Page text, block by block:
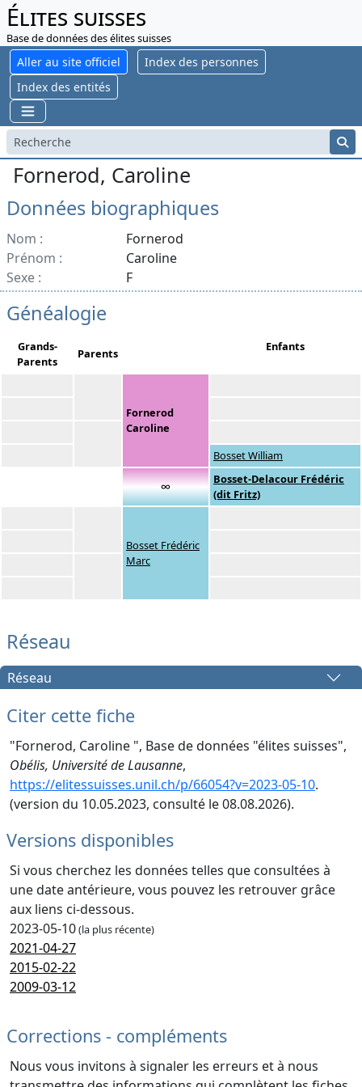
Élites suisses
Base de données des élites suisses
Aller au site officiel
Index des personnes
Index des entités
Fornerod, Caroline
Données biographiques
Nom :
Fornerod
Prénom :
Caroline
Sexe :
F
Généalogie
Grands-
Parents
Parents Enfants
Fornerod
Caroline
Bosset William
∞
Bosset-Delacour Frédéric
(dit Fritz)
Bosset Frédéric
Marc
Réseau
Réseau
Citer cette fiche
"Fornerod, Caroline ", Base de données "élites suisses",
Obélis, Université de Lausanne,
https://elitessuisses.unil.ch/p/66054?v=2023-05-10.
(version du 10.05.2023, consulté le 08.08.2026).
Versions disponibles
Si vous cherchez les données telles que consultées à
une date antérieure, vous pouvez les retrouver grâce
aux liens ci-dessous.
2023-05-10(la plus récente)
2021-04-27
2015-02-22
2009-03-12
Corrections - compléments
Nous vous invitons à signaler les erreurs et à nous